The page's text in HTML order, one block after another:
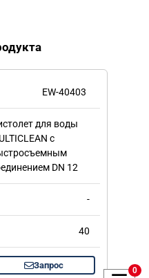
EW-40403
для воды
с
DN 12
-
40
Запрос 0